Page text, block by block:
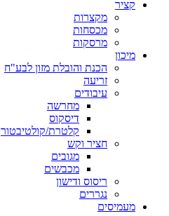
קציר
מקצרות
מכסחות
מרסקות
מיכון
הכנת והובלת מזון לבע"ח
זריעה
עיבודים
מחרשה
דיסקוס
קלטרת/קולטיבטור
חציר וקש
מגובים
מכבשים
ריסוס ודישון
נגררים
מעמיסים